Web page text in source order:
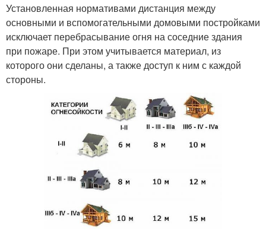
Установленная нормативами дистанция между
основными и вспомогательными домовыми постройками
исключает перебрасывание огня на соседние здания
при пожаре. При этом учитывается материал, из
которого они сделаны, а также доступ к ним с каждой
стороны.